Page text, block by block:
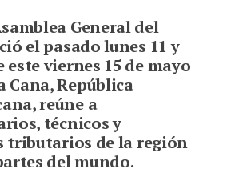
General del
el pasado lunes 11 y
este viernes 15 de mayo
Cana, República
reúne a
técnicos y
tributarios de la región
del mundo.